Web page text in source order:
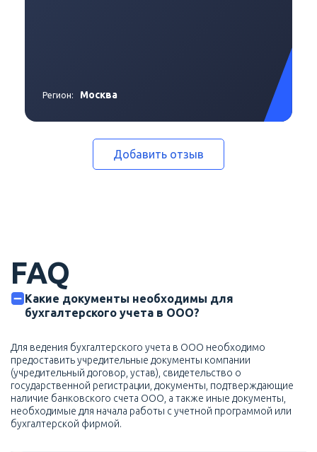
Регион: Москва
Добавить отзыв
FAQ
Какие документы необходимы для
бухгалтерского учета в ООО?
Для ведения бухгалтерского учета в ООО необходимо
предоставить учредительные документы компании
(учредительный договор, устав), свидетельство о
государственной регистрации, документы, подтверждающие
наличие банковского счета ООО, а также иные документы,
необходимые для начала работы с учетной программой или
бухгалтерской фирмой.